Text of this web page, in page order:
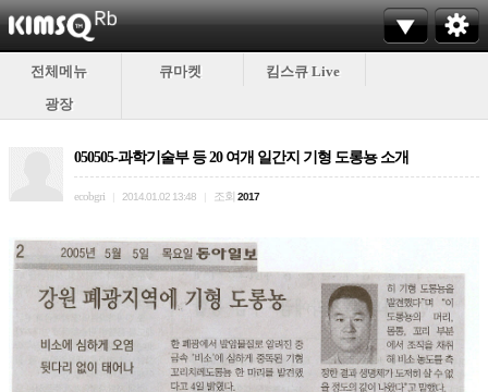
전체메뉴 큐마켓
킴스큐 Live
광장
050505-과학기술부 등 20 여개 일간지 기형 도롱뇽 소개
ecobgri 2014.01.02 13:48 조회 2017